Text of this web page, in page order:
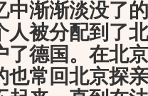
中渐渐淡没了
人被分配到了
了德国。在北
也常回北京探